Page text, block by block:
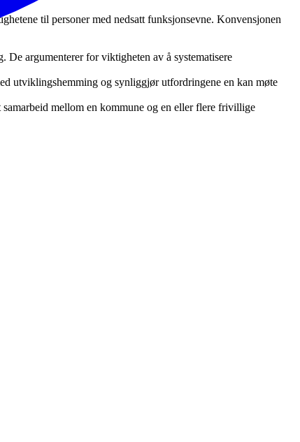
til personer med nedsatt funksjonsevne. Konvensjonen
argumenterer for viktigheten av å systematisere
utviklingshemming og synliggjør utfordringene en kan møte
mellom en kommune og en eller flere frivillige